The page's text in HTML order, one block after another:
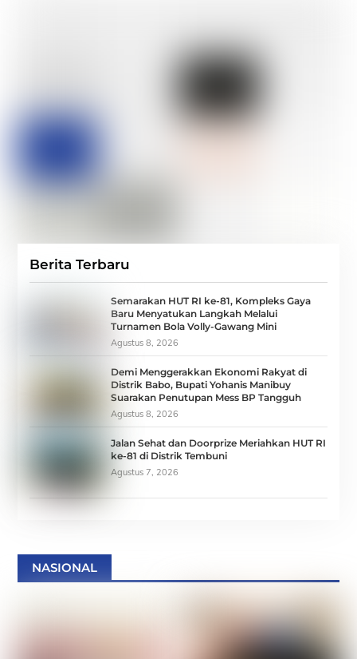
Berita Terbaru
Semarakan HUT RI ke-81, Kompleks Gaya
Baru Menyatukan Langkah Melalui
Turnamen Bola Volly-Gawang Mini
Agustus 8, 2026
Demi Menggerakkan Ekonomi Rakyat di
Distrik Babo, Bupati Yohanis Manibuy
Suarakan Penutupan Mess BP Tangguh
Agustus 8, 2026
Jalan Sehat dan Doorprize Meriahkan HUT RI
ke-81 di Distrik Tembuni
Agustus 7, 2026
NASIONAL